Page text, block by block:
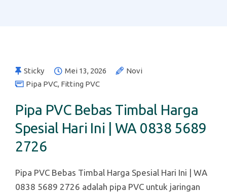
Sticky Mei 13, 2026
Novi
Pipa PVC, Fitting PVC
Pipa PVC Bebas Timbal Harga
Spesial Hari Ini | WA 0838 5689
2726
Pipa PVC Bebas Timbal Harga Spesial Hari Ini | WA
0838 5689 2726 adalah pipa PVC untuk jaringan